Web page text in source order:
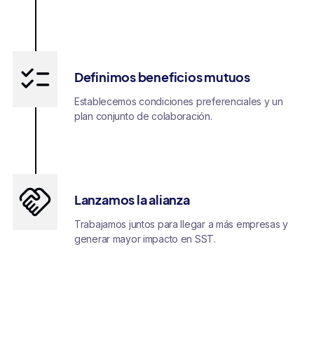
Definimos beneficios mutuos
Establecemos condiciones preferenciales y un
plan conjunto de colaboración.
Lanzamos la alianza
Trabajamos juntos para llegar a más empresas y
generar mayor impacto en SST.